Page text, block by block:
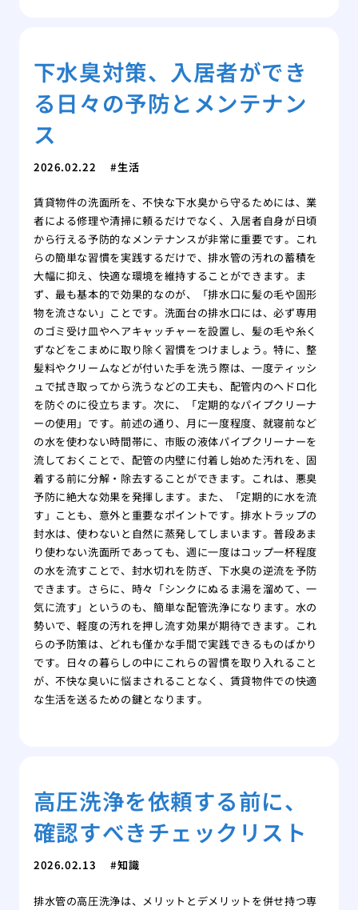
下水臭対策、入居者ができ
る日々の予防とメンテナン
ス
2026.02.22 生活
賃貸物件の洗面所を、不快な下水臭から守るためには、業
者による修理や清掃に頼るだけでなく、入居者自身が日頃
から行える予防的なメンテナンスが非常に重要です。これ
らの簡単な習慣を実践するだけで、排水管の汚れの蓄積を
大幅に抑え、快適な環境を維持することができます。ま
ず、最も基本的で効果的なのが、「排水口に髪の毛や固形
物を流さない」ことです。洗面台の排水口には、必ず専用
のゴミ受け皿やヘアキャッチャーを設置し、髪の毛や糸く
ずなどをこまめに取り除く習慣をつけましょう。特に、整
髪料やクリームなどが付いた手を洗う際は、一度ティッシ
ュで拭き取ってから洗うなどの工夫も、配管内のヘドロ化
を防ぐのに役立ちます。次に、「定期的なパイプクリーナ
ーの使用」です。前述の通り、月に一度程度、就寝前など
の水を使わない時間帯に、市販の液体パイプクリーナーを
流しておくことで、配管の内壁に付着し始めた汚れを、固
着する前に分解・除去することができます。これは、悪臭
予防に絶大な効果を発揮します。また、「定期的に水を流
す」ことも、意外と重要なポイントです。排水トラップの
封水は、使わないと自然に蒸発してしまいます。普段あま
り使わない洗面所であっても、週に一度はコップ一杯程度
の水を流すことで、封水切れを防ぎ、下水臭の逆流を予防
できます。さらに、時々「シンクにぬるま湯を溜めて、一
気に流す」というのも、簡単な配管洗浄になります。水の
勢いで、軽度の汚れを押し流す効果が期待できます。これ
らの予防策は、どれも僅かな手間で実践できるものばかり
です。日々の暮らしの中にこれらの習慣を取り入れること
が、不快な臭いに悩まされることなく、賃貸物件での快適
な生活を送るための鍵となります。
高圧洗浄を依頼する前に、
確認すべきチェックリスト
2026.02.13 知識
排水管の高圧洗浄は、メリットとデメリットを併せ持つ専